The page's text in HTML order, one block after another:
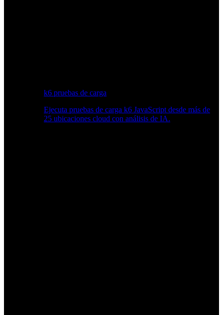
k6 pruebas de carga
Ejecuta pruebas de carga k6 JavaScript desde más de
25 ubicaciones cloud con análisis de IA.